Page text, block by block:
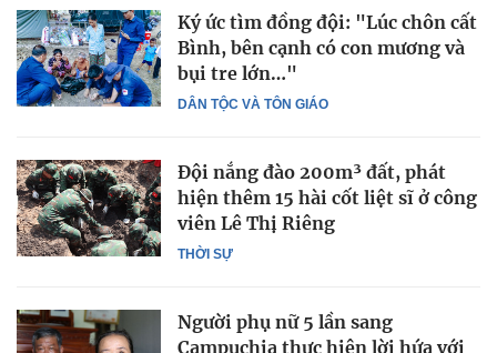
DÂN TỘC VÀ TÔN GIÁO
Ký ức tìm đồng đội: "Lúc chôn cất
Bình, bên cạnh có con mương và
bụi tre lớn…"
THỜI SỰ
Đội nắng đào 200m³ đất, phát
hiện thêm 15 hài cốt liệt sĩ ở công
viên Lê Thị Riêng
Người phụ nữ 5 lần sang
Campuchia thực hiện lời hứa với